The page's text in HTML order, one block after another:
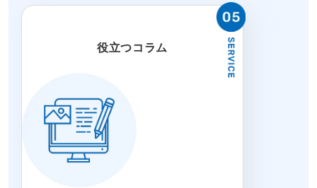
役立つコラム